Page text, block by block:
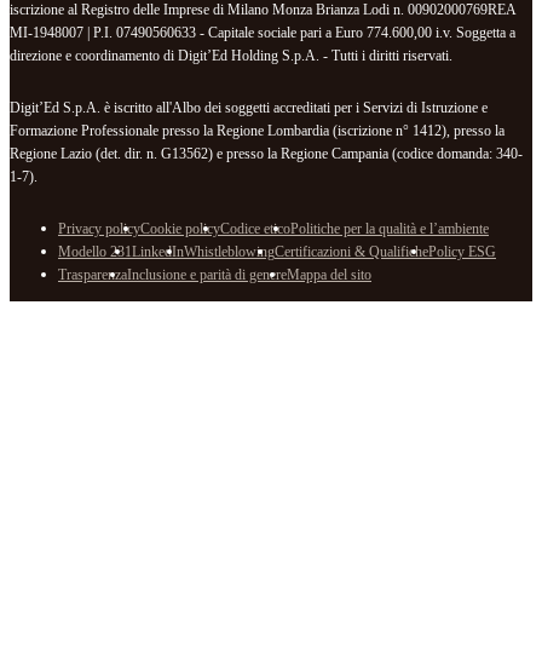
iscrizione al Registro delle Imprese di Milano Monza Brianza Lodi n. 00902000769REA
MI-1948007 | P.I. 07490560633 - Capitale sociale pari a Euro 774.600,00 i.v. Soggetta a
direzione e coordinamento di Digit’Ed Holding S.p.A. - Tutti i diritti riservati.
Digit’Ed S.p.A. è iscritto all'Albo dei soggetti accreditati per i Servizi di Istruzione e
Formazione Professionale presso la Regione Lombardia (iscrizione n° 1412), presso la
Regione Lazio (det. dir. n. G13562) e presso la Regione Campania (codice domanda: 340-
1-7).
Privacy policyCookie policyCodice eticoPolitiche per la qualità e l’ambiente
Modello 231LinkedInWhistleblowingCertificazioni & QualifichePolicy ESG
TrasparenzaInclusione e parità di genereMappa del sito